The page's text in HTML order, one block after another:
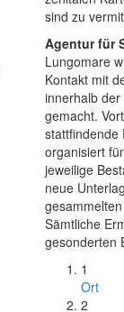
sind zu
Agentur für
Lungomare
Kontakt mit
innerhalb
gemacht.
stattfindende
organisiert
jeweilige
neue
Sämtliche
gesonderten
1
Ort
2